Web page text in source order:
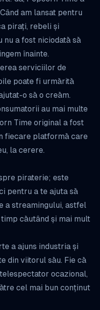
am lansat pentru
pirați, rebeli și
a fost niciodată să
înainte.
serviciilor de
poate fi urmărită
o să o creăm.
au mai multe
Time original a fost
fiecare platformă care
la cerere.
piraterie; este
pentru a te ajuta să
a streamingului, astfel
căutând și mai mult
a ajuns industria și
din viitorul său. Fie că
ocazional,
cel mai bun conținut